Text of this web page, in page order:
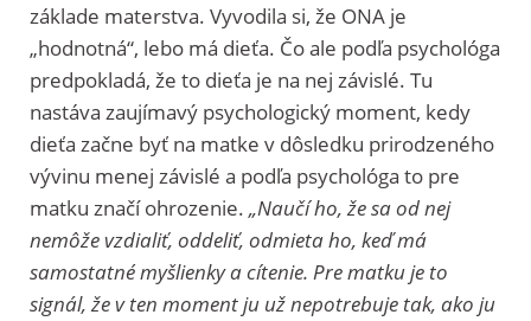
základe materstva. Vyvodila si, že ONA je
„hodnotná“, lebo má dieťa. Čo ale podľa psychológa
predpokladá, že to dieťa je na nej závislé. Tu
nastáva zaujímavý psychologický moment, kedy
dieťa začne byť na matke v dôsledku prirodzeného
vývinu menej závislé a podľa psychológa to pre
matku značí ohrozenie. „Naučí ho, že sa od nej
nemôže vzdialiť, oddeliť, odmieta ho, keď má
samostatné myšlienky a cítenie. Pre matku je to
signál, že v ten moment ju už nepotrebuje tak, ako ju